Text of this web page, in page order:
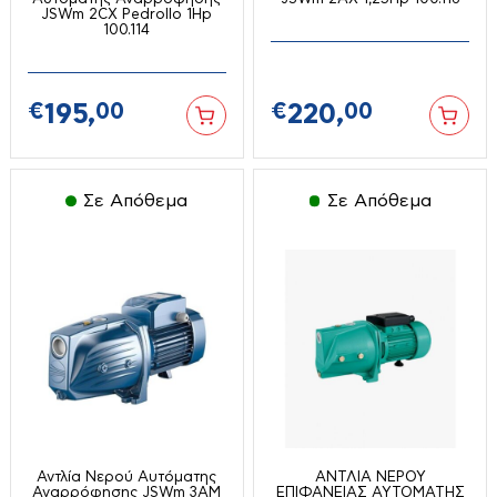
Τοστιέρες-σαντουϊτσιέρες-βαφλιέρες
Φριτέζες-Air Fryers
Ψύκτες νερού
Ηλεκτρικοί Θερμοσίφωνες
Διάφορα
Ζυγαριές
Μικροκυμάτων
Εργαλεία Μπαταρίας
Φορτιστές-Καλώδια
Φυσητήρες
Τρόμπες
JSWm 2CX Pedrollo 1Hp
100.114
€195,00 €220,00
Σε Απόθεμα
Αντλία Νερού Αυτόματης
Αναρρόφησης JSWm 3AM
Σε Απόθεμα
ΑΝΤΛΙΑ ΝΕΡΟΥ
ΕΠΙΦΑΝΕΙΑΣ ΑΥΤΟΜΑΤΗΣ